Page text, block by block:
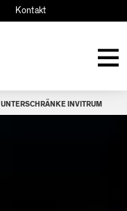
Kontakt
UNTERSCHRÄNKE INVITRUM